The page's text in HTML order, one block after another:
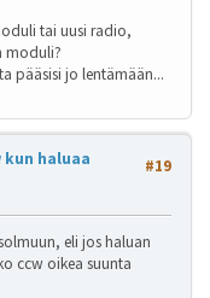
tai uusi radio,
moduli?
pääsisi jo lentämään...
#19
kun haluaa
eli jos haluan
ccw oikea suunta